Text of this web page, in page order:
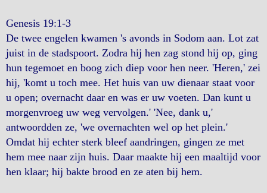
Genesis 19:1-3
De twee engelen kwamen 's avonds in Sodom aan. Lot zat
juist in de stadspoort. Zodra hij hen zag stond hij op, ging
hun tegemoet en boog zich diep voor hen neer. 'Heren,' zei
hij, 'komt u toch mee. Het huis van uw dienaar staat voor
u open; overnacht daar en was er uw voeten. Dan kunt u
morgenvroeg uw weg vervolgen.' 'Nee, dank u,'
antwoordden ze, 'we overnachten wel op het plein.'
Omdat hij echter sterk bleef aandringen, gingen ze met
hem mee naar zijn huis. Daar maakte hij een maaltijd voor
hen klaar; hij bakte brood en ze aten bij hem.